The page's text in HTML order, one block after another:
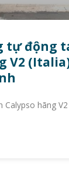
tự động
V2
Calypso hãng